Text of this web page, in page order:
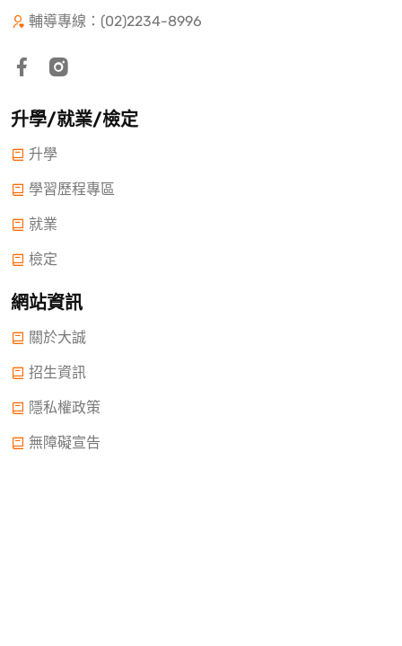
輔導專線：(02)2234-8996
升學/就業/檢定
升學
學習歷程專區
就業
檢定
網站資訊
關於大誠
招生資訊
隱私權政策
無障礙宣告